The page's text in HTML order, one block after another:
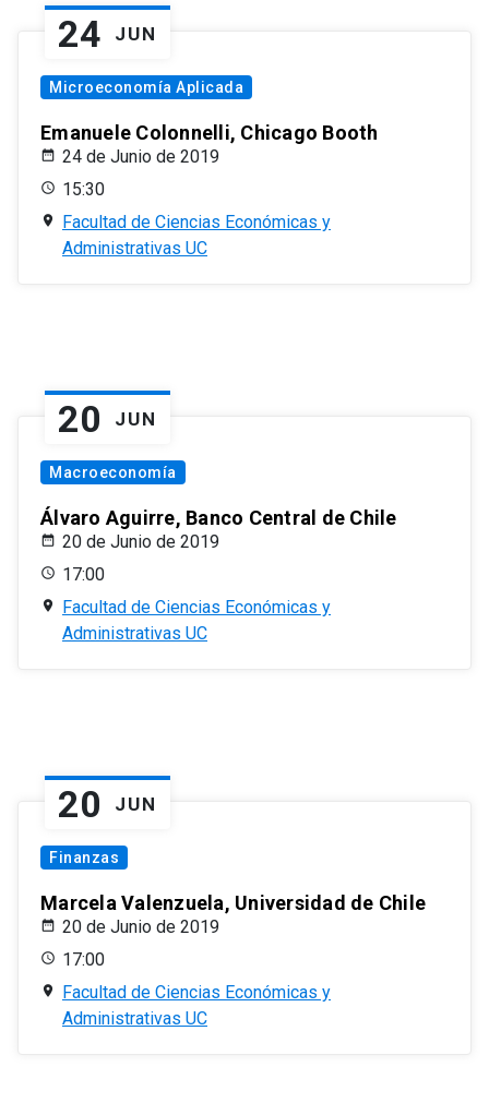
24 JUN
Microeconomía Aplicada
Emanuele Colonnelli, Chicago Booth
24 de Junio de 2019
15:30
Facultad de Ciencias Económicas y
Administrativas UC
20 JUN
Macroeconomía
Álvaro Aguirre, Banco Central de Chile
20 de Junio de 2019
17:00
Facultad de Ciencias Económicas y
Administrativas UC
20 JUN
Finanzas
Marcela Valenzuela, Universidad de Chile
20 de Junio de 2019
17:00
Facultad de Ciencias Económicas y
Administrativas UC